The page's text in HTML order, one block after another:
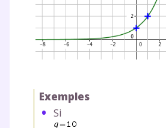
Exemples
Si